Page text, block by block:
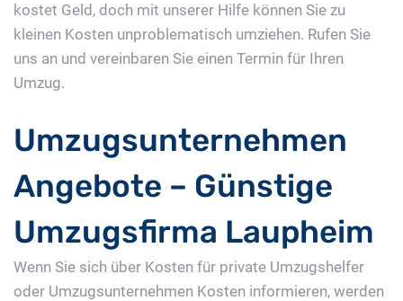
kostet Geld, doch mit unserer Hilfe können Sie zu
kleinen Kosten unproblematisch umziehen. Rufen Sie
uns an und vereinbaren Sie einen Termin für Ihren
Umzug.
Umzugsunternehmen
Angebote – Günstige
Umzugsfirma Laupheim
Wenn Sie sich über Kosten für private Umzugshelfer
oder Umzugsunternehmen Kosten informieren, werden